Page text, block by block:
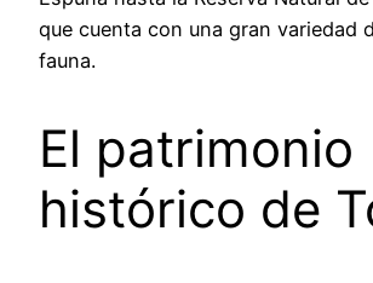
que cuenta con una gran variedad
fauna.
El patrimonio
histórico de